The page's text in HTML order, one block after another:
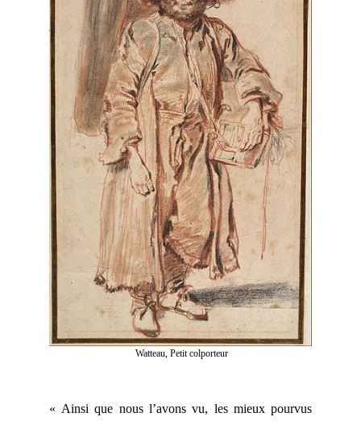
Watteau, Petit colporteur
« Ainsi que nous l’avons vu, les mieux pourvus